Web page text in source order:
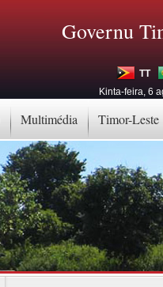
Multimédia Timor-Leste
Governu
TT
Kinta-feira, 6